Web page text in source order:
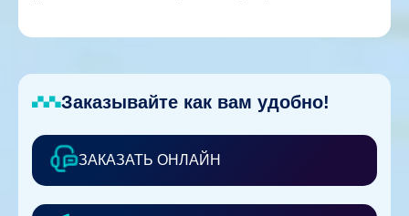
Заказывайте как вам удобно!
ЗАКАЗАТЬ ОНЛАЙН